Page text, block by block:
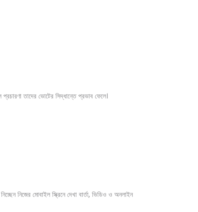
তাদের ভোটের সিদ্ধান্তে প্রভাব ফেলে।
নিজের মোবাইল স্ক্রিনে দেখা বার্তা, ভিডিও ও অনলাইন